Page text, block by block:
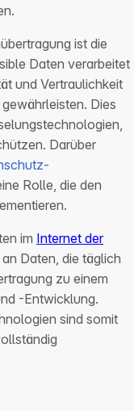
ist die
Daten verarbeitet
und Vertraulichkeit
Dies
Darüber
Rolle, die den
im Internet der
Daten, die täglich
zu einem
-Entwicklung.
sind somit